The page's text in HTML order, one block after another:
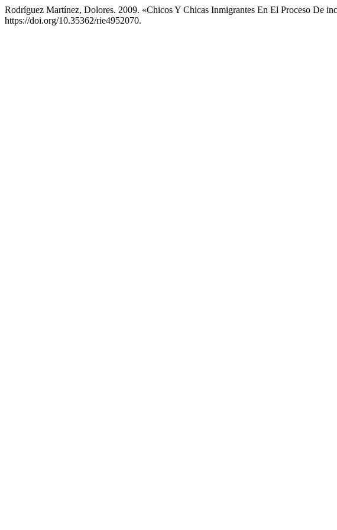
Rodríguez Martínez, Dolores. 2009. «Chicos Y Chicas Inmigrantes En El Proceso De
https://doi.org/10.35362/rie4952070.